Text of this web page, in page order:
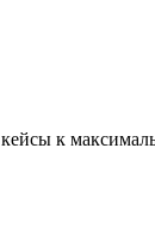
к